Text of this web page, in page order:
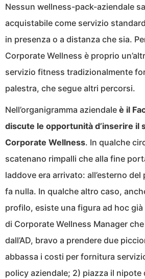
Nessun wellness-pack-aziendale
acquistabile come servizio
in presenza o a distanza che sia.
Corporate Wellness è proprio
servizio fitness tradizionalmente
palestra, che segue altri percorsi.
Nell’organigramma aziendale è il
discute le opportunità d’inserire il
Corporate Wellness. In qualche
scatenano rimpalli che alla fine
laddove era arrivato: all’esterno
fa nulla. In qualche altro caso,
profilo, esiste una figura ad hoc
di Corporate Wellness Manager
dall’AD, bravo a prendere due
abbassa i costi per fornitura
policy aziendale; 2) piazza il nipote